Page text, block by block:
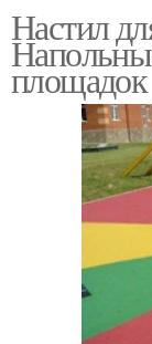
Настил
площадок